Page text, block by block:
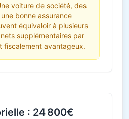
voiture de société, des
bonne assurance
équivaloir à plusieurs
supplémentaires par
fiscalement avantageux.
: 24 800€